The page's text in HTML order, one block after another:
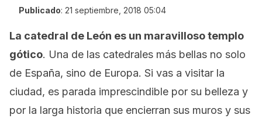
Publicado: 21 septiembre, 2018 05:04
La catedral de León es un maravilloso templo
gótico. Una de las catedrales más bellas no solo
de España, sino de Europa. Si vas a visitar la
ciudad, es parada imprescindible por su belleza y
por la larga historia que encierran sus muros y sus